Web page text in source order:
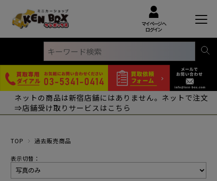
マイページへ
ログイン
ネットの商品は新宿店舗にはありません。ネットで注文
⇒店舗受け取りサービスはこちら
TOP 過去販売商品
表示切替：